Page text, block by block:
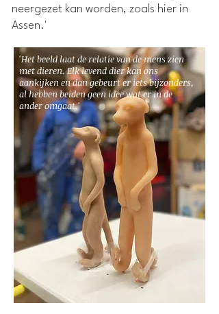
neergezet kan worden, zoals hier in
Assen.'
'Het beeld laat de relatie van de mens zien
met dieren. Elk levend dier kan ons
aankijken en dan gebeurt er iets bijzonders,
al hebben beiden geen idee wat er in de
ander omgaat.'